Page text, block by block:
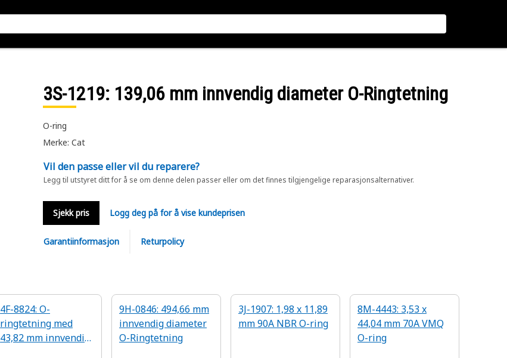
3S-1219: 139,06 mm innvendig diameter O-Ringtetning
O-ring
Merke: Cat
Vil den passe eller vil du reparere?
Legg til utstyret ditt for å se om denne delen passer eller om det finnes tilgjengelige reparasjonsalternativer.
Sjekk pris Logg deg på for å vise kundeprisen
Garantiinformasjon Returpolicy
4F-8824: O-
ringtetning med
43,82 mm innvendig
9H-0846: 494,66 mm
innvendig diameter
O-Ringtetning
3J-1907: 1,98 x 11,89
mm 90A NBR O-ring
8M-4443: 3,53 x
44,04 mm 70A VMQ
O-ring